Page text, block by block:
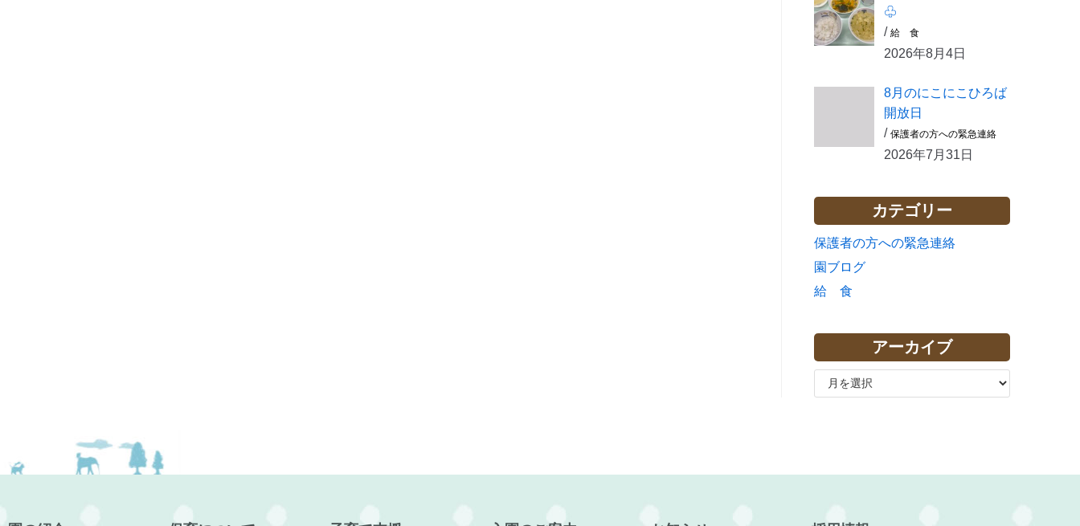
♧
/ 給 食
2026年8月4日
8月のにこにこひろば
開放日
/ 保護者の方への緊急連絡
2026年7月31日
カテゴリー
保護者の方への緊急連絡
園ブログ
給 食
アーカイブ